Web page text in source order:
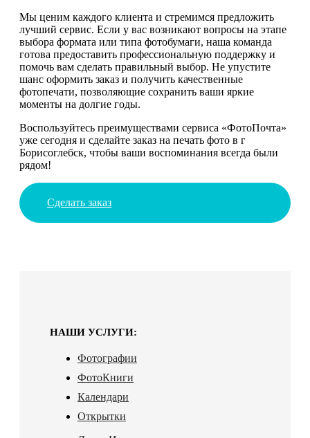
Мы ценим каждого клиента и стремимся предложить
лучший сервис. Если у вас возникают вопросы на этапе
выбора формата или типа фотобумаги, наша команда
готова предоставить профессиональную поддержку и
помочь вам сделать правильный выбор. Не упустите
шанс оформить заказ и получить качественные
фотопечати, позволяющие сохранить ваши яркие
моменты на долгие годы.
Воспользуйтесь преимуществами сервиса «ФотоПочта»
уже сегодня и сделайте заказ на печать фото в г
Борисоглебск, чтобы ваши воспоминания всегда были
рядом!
Сделать заказ
НАШИ УСЛУГИ:
Фотографии
ФотоКниги
Календари
Открытки